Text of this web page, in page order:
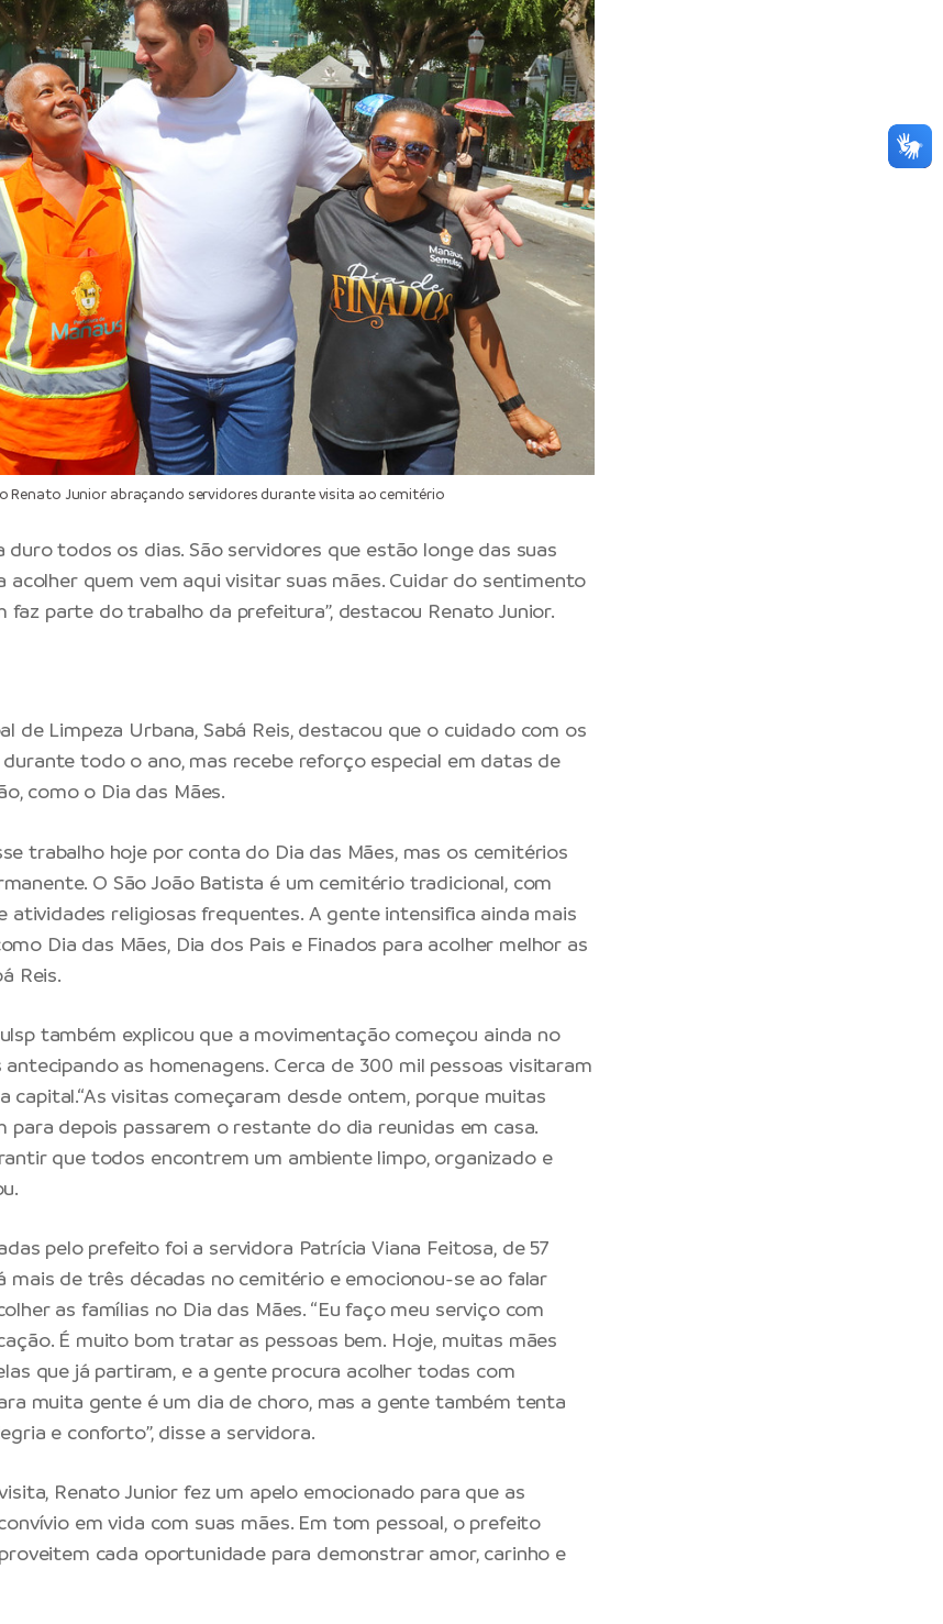
Renato Junior abraçando servidores durante visita ao cemitério
duro todos os dias. São servidores que estão longe das suas
acolher quem vem aqui visitar suas mães. Cuidar do sentimento
faz parte do trabalho da prefeitura”, destacou Renato Junior.
de Limpeza Urbana, Sabá Reis, destacou que o cuidado com os
todo o ano, mas recebe reforço especial em datas de
como o Dia das Mães.
trabalho hoje por conta do Dia das Mães, mas os cemitérios
O São João Batista é um cemitério tradicional, com
atividades religiosas frequentes. A gente intensifica ainda mais
Dia das Mães, Dia dos Pais e Finados para acolher melhor as
Reis.
também explicou que a movimentação começou ainda no
antecipando as homenagens. Cerca de 300 mil pessoas visitaram
capital.“As visitas começaram desde ontem, porque muitas
para depois passarem o restante do dia reunidas em casa.
que todos encontrem um ambiente limpo, organizado e
pelo prefeito foi a servidora Patrícia Viana Feitosa, de 57
mais de três décadas no cemitério e emocionou-se ao falar
as famílias no Dia das Mães. “Eu faço meu serviço com
É muito bom tratar as pessoas bem. Hoje, muitas mães
que já partiram, e a gente procura acolher todas com
muita gente é um dia de choro, mas a gente também tenta
e conforto”, disse a servidora.
Renato Junior fez um apelo emocionado para que as
em vida com suas mães. Em tom pessoal, o prefeito
cada oportunidade para demonstrar amor, carinho e